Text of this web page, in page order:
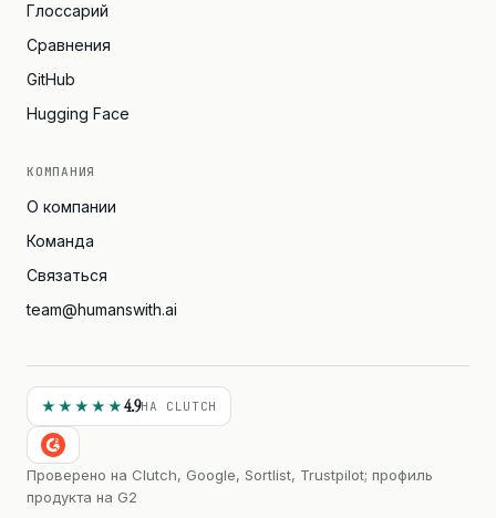
Глоссарий
Сравнения
GitHub
Hugging Face
КОМПАНИЯ
О компании
Команда
Связаться
team@humanswith.ai
★★★★★4.9НА CLUTCH
Проверено на Clutch, Google, Sortlist, Trustpilot; профиль
продукта на G2